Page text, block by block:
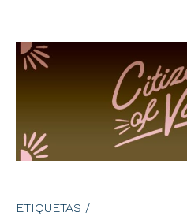
ETIQUETAS /